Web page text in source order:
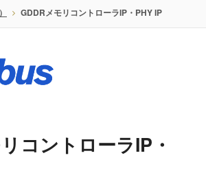
GDDRメモリコントローラIP・PHY IP
コントローラIP・